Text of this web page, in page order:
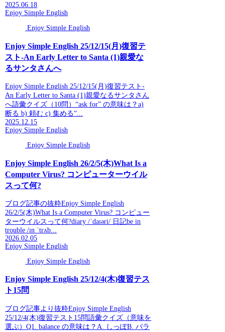
2025.06.18
Enjoy Simple English
Enjoy Simple English
Enjoy Simple English 25/12/15(月)復習テ
スト-An Early Letter to Santa (1)親愛な
るサンタさんへ
Enjoy Simple English 25/12/15(月)復習テスト-
An Early Letter to Santa (1)親愛なるサンタさん
へ語彙クイズ（10問）“ask for” の意味は？a)
断る b) 頼む c) 集める“...
2025.12.15
Enjoy Simple English
Enjoy Simple English
Enjoy Simple English 26/2/5(木)What Is a
Computer Virus? コンピューターウイル
スって何?
ブログ記事の抜粋Enjoy Simple English
26/2/5(木)What Is a Computer Virus? コンピュー
ターウイルスって何?diary /ˈdaɪəri/ 日記be in
trouble /ɪn ˈtrʌb...
2026.02.05
Enjoy Simple English
Enjoy Simple English
Enjoy Simple English 25/12/4(木)復習テス
ト15問
ブログ記事より抜粋Enjoy Simple English
25/12/4(木)復習テスト15問語彙クイズ（意味を
選ぶ）Q1. balance の意味は？A. しっぽB. バラ